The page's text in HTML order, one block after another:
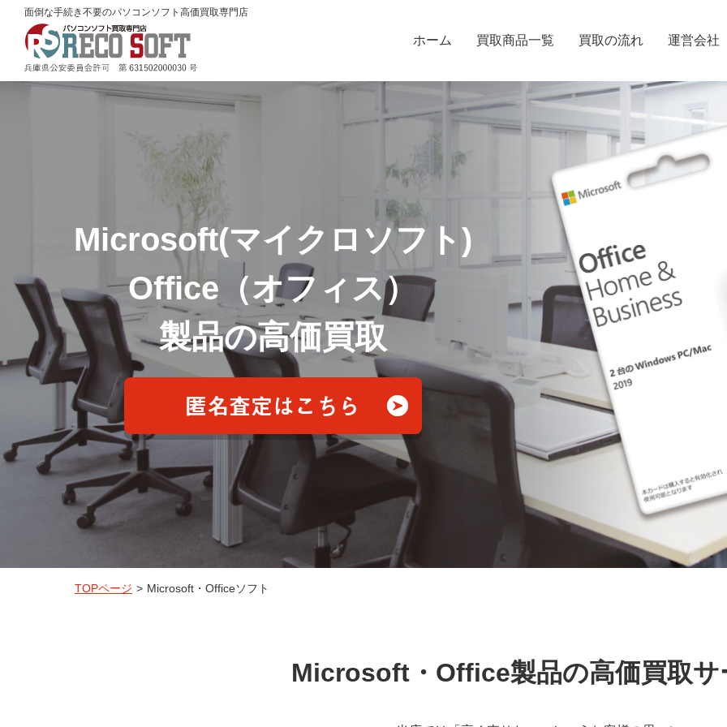
面倒な手続き不要のパソコンソフト高価買取専門店
ホーム 買取商品一覧 買取の流れ 運営会社
Microsoft(マイクロソフト)
Office（オフィス）
製品の高価買取
匿名査定はこちら
TOPページ > Microsoft・Officeソフト
Microsoft・Office製品の高価買取サ